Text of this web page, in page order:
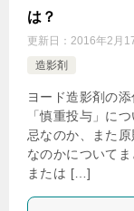
は？
更新日： 2016年2月
造影剤
ヨード造影剤の
「慎重投与」に
忌なのか、また
なのかについて
または […]